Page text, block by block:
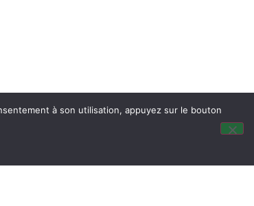
à son utilisation, appuyez sur le bouton